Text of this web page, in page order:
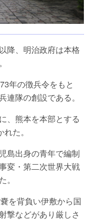
降、明治政府は本格
年の徴兵令をもと
連隊の創設である。
、熊本を本部とする
た。
島出身の青年で編制
変・第二次世界大戦
を背負い伊敷から国
撃などがあり厳しさ